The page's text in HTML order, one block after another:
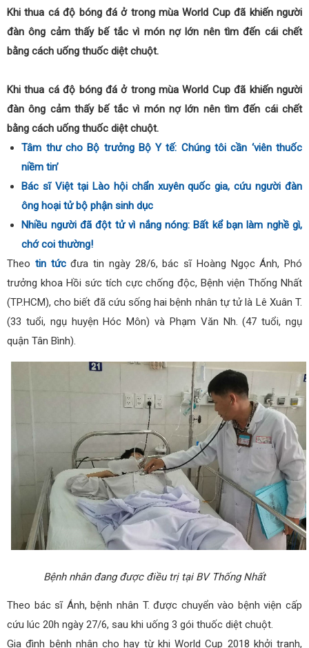
Khi thua cá độ bóng đá ở trong mùa World Cup đã khiến người
đàn ông cảm thấy bế tắc vì món nợ lớn nên tìm đến cái chết
bằng cách uống thuốc diệt chuột.
Khi thua cá độ bóng đá ở trong mùa World Cup đã khiến người
đàn ông cảm thấy bế tắc vì món nợ lớn nên tìm đến cái chết
bằng cách uống thuốc diệt chuột.
Tâm thư cho Bộ trưởng Bộ Y tế: Chúng tôi cần ‘viên thuốc
niềm tin’
Bác sĩ Việt tại Lào hội chẩn xuyên quốc gia, cứu người đàn
ông hoại tử bộ phận sinh dục
Nhiều người đã đột tử vì nắng nóng: Bất kể bạn làm nghề gì,
chớ coi thường!
Theo tin tứcđưa tin ngày 28/6, bác sĩ Hoàng Ngọc Ánh, Phó
trưởng khoa Hồi sức tích cực chống độc, Bệnh viện Thống Nhất
(TP.HCM), cho biết đã cứu sống hai bệnh nhân tự tử là Lê Xuân T.
(33 tuổi, ngụ huyện Hóc Môn) và Phạm Văn Nh. (47 tuổi, ngụ
quận Tân Bình).
Bệnh nhân đang được điều trị tại BV Thống Nhất
Theo bác sĩ Ánh, bệnh nhân T. được chuyển vào bệnh viện cấp
cứu lúc 20h ngày 27/6, sau khi uống 3 gói thuốc diệt chuột.
Gia đình bệnh nhân cho hay từ khi World Cup 2018 khởi tranh,